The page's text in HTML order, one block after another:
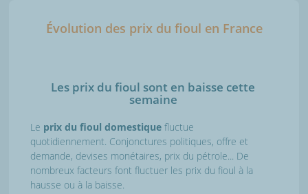
Évolution des prix du fioul en France
Les prix du fioul sont en baisse cette
semaine
Le prix du fioul domestique fluctue
quotidiennement. Conjonctures politiques, offre et
demande, devises monétaires, prix du pétrole... De
nombreux facteurs font fluctuer les prix du fioul à la
hausse ou à la baisse.